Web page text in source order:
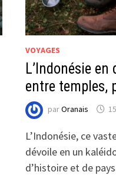
VOYAGES
L’Indonésie
entre temples,
parOranais
L’Indonésie, ce
dévoile en un
d’histoire et de